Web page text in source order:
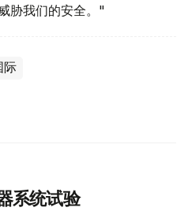
胁我们的安全。"
际
系统试验